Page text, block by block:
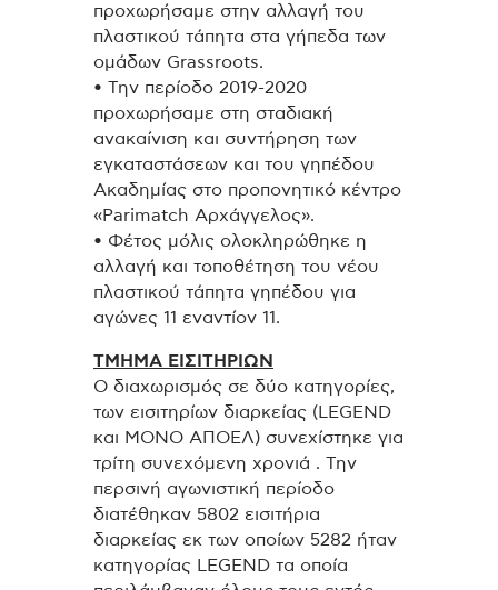
προχωρήσαμε στην αλλαγή του
πλαστικού τάπητα στα γήπεδα των
ομάδων Grassroots.
• Την περίοδο 2019-2020
προχωρήσαμε στη σταδιακή
ανακαίνιση και συντήρηση των
εγκαταστάσεων και του γηπέδου
Ακαδημίας στο προπονητικό κέντρο
«Parimatch Αρχάγγελος».
• Φέτος μόλις ολοκληρώθηκε η
αλλαγή και τοποθέτηση του νέου
πλαστικού τάπητα γηπέδου για
αγώνες 11 εναντίον 11.
ΤΜΗΜΑ ΕΙΣΙΤΗΡΙΩΝ
Ο διαχωρισμός σε δύο κατηγορίες,
των εισιτηρίων διαρκείας (LEGEND
και ΜΟΝΟ ΑΠΟΕΛ) συνεχίστηκε για
τρίτη συνεχόμενη χρονιά . Την
περσινή αγωνιστική περίοδο
διατέθηκαν 5802 εισιτήρια
διαρκείας εκ των οποίων 5282 ήταν
κατηγορίας LEGEND τα οποία